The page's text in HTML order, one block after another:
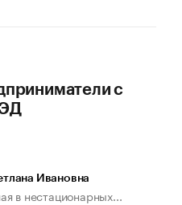
с
Ивановна
в нестационарных...